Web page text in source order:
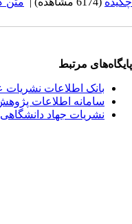
پایگاه‌های مرتبط
بانک اطلاعات
سامانه اطلاعات
نشریات جهاد دانشگاهی